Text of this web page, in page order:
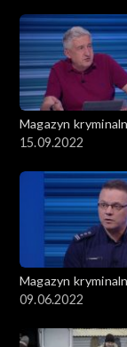
Magazyn
15.09.2022
Magazyn
09.06.2022